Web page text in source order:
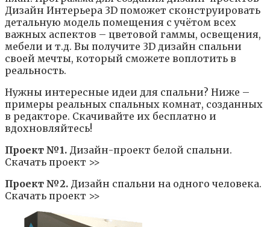
Дизайн Интерьера 3D поможет сконструировать
детальную модель помещения с учётом всех
важных аспектов – цветовой гаммы, освещения,
мебели и т.д. Вы получите 3D дизайн спальни
своей мечты, который сможете воплотить в
реальность.
Нужны интересные идеи для спальни? Ниже –
примеры реальных спальных комнат, созданных
в редакторе. Скачивайте их бесплатно и
вдохновляйтесь!
Проект №1. Дизайн-проект белой спальни.
Скачать проект >>
Проект №2. Дизайн спальни на одного человека.
Скачать проект >>